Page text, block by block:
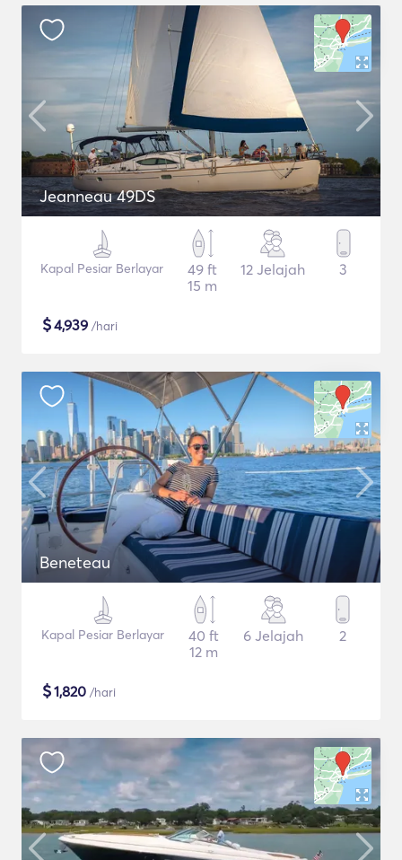
Jeanneau 49DS
Kapal Pesiar Berlayar
49 ft
15 m
12 Jelajah 3
$4,939 /hari
Beneteau
Kapal Pesiar Berlayar
40 ft
12 m
6 Jelajah 2
$1,820 /hari